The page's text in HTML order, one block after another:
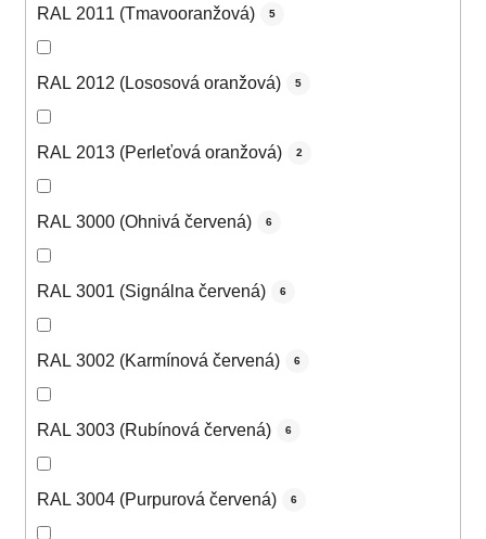
RAL 2011 (Tmavooranžová) 5
RAL 2012 (Lososová oranžová) 5
RAL 2013 (Perleťová oranžová) 2
RAL 3000 (Ohnivá červená) 6
RAL 3001 (Signálna červená) 6
RAL 3002 (Karmínová červená) 6
RAL 3003 (Rubínová červená) 6
RAL 3004 (Purpurová červená) 6